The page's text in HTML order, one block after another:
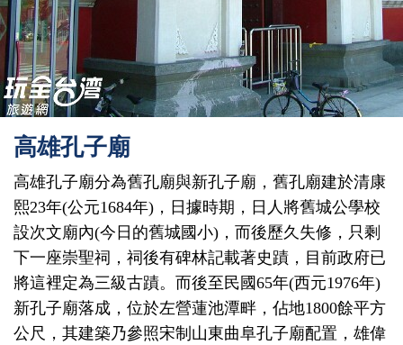
高雄孔子廟
高雄孔子廟分為舊孔廟與新孔子廟，舊孔廟建於清康
熙23年(公元1684年)，日據時期，日人將舊城公學校
設次文廟內(今日的舊城國小)，而後歷久失修，只剩
下一座崇聖祠，祠後有碑林記載著史蹟，目前政府已
將這裡定為三級古蹟。而後至民國65年(西元1976年)
新孔子廟落成，位於左營蓮池潭畔，佔地1800餘平方
公尺，其建築乃參照宋制山東曲阜孔子廟配置，雄偉